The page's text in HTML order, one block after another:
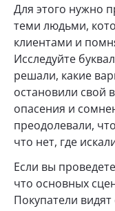
Для этого нужно
теми людьми,
клиентами и
Исследуйте
решали, какие
остановили свой
опасения и
преодолевали,
что нет, где
Если вы
что основных
Покупатели